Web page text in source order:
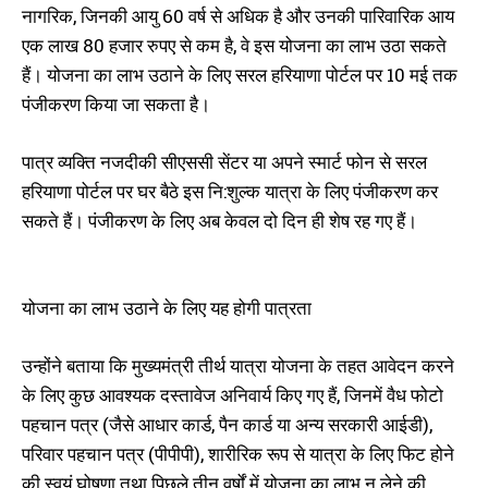
नागरिक, जिनकी आयु 60 वर्ष से अधिक है और उनकी पारिवारिक आय
एक लाख 80 हजार रुपए से कम है, वे इस योजना का लाभ उठा सकते
हैं। योजना का लाभ उठाने के लिए सरल हरियाणा पोर्टल पर 10 मई तक
पंजीकरण किया जा सकता है।
पात्र व्यक्ति नजदीकी सीएससी सेंटर या अपने स्मार्ट फोन से सरल
हरियाणा पोर्टल पर घर बैठे इस नि:शुल्क यात्रा के लिए पंजीकरण कर
सकते हैं। पंजीकरण के लिए अब केवल दो दिन ही शेष रह गए हैं।
योजना का लाभ उठाने के लिए यह होगी पात्रता
उन्होंने बताया कि मुख्यमंत्री तीर्थ यात्रा योजना के तहत आवेदन करने
के लिए कुछ आवश्यक दस्तावेज अनिवार्य किए गए हैं, जिनमें वैध फोटो
पहचान पत्र (जैसे आधार कार्ड, पैन कार्ड या अन्य सरकारी आईडी),
परिवार पहचान पत्र (पीपीपी), शारीरिक रूप से यात्रा के लिए फिट होने
की स्वयं घोषणा तथा पिछले तीन वर्षों में योजना का लाभ न लेने की